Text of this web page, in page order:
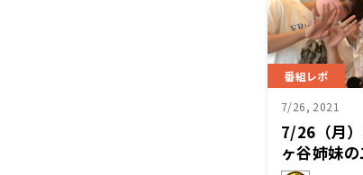
番組レポ
7/26, 2021
7/26（月
ヶ谷姉妹